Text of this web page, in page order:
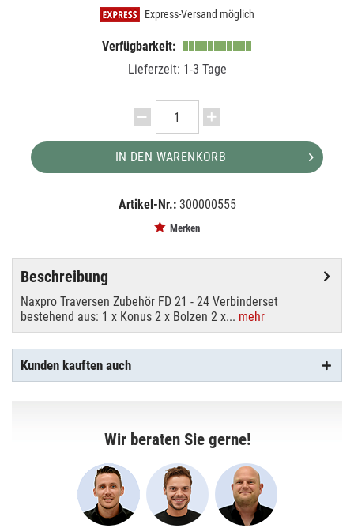
Express-Versand möglich
Verfügbarkeit:
Lieferzeit: 1-3 Tage
IN DEN WARENKORB
Artikel-Nr.: 300000555
Merken
Beschreibung
Naxpro Traversen Zubehör FD 21 - 24 Verbinderset
bestehend aus: 1 x Konus 2 x Bolzen 2 x... mehr
Kunden kauften auch
Wir beraten Sie gerne!